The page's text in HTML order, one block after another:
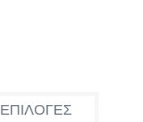
ΕΠΙΛΟΓΕΣ